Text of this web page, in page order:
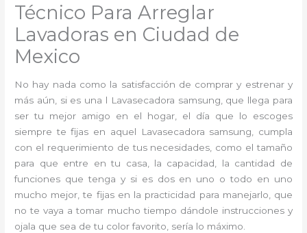
Técnico Para Arreglar
Lavadoras en Ciudad de
Mexico
No hay nada como la satisfacción de comprar y estrenar y
más aún, si es una l Lavasecadora samsung, que llega para
ser tu mejor amigo en el hogar, el día que lo escoges
siempre te fijas en aquel Lavasecadora samsung, cumpla
con el requerimiento de tus necesidades, como el tamaño
para que entre en tu casa, la capacidad, la cantidad de
funciones que tenga y si es dos en uno o todo en uno
mucho mejor, te fijas en la practicidad para manejarlo, que
no te vaya a tomar mucho tiempo dándole instrucciones y
ojala que sea de tu color favorito, sería lo máximo.